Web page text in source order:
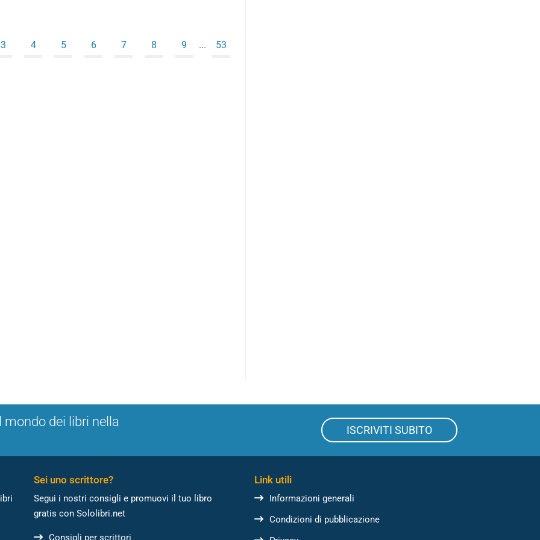
3 4 5 6 7 8 9 ... 53
mondo dei libri nella
ISCRIVITI SUBITO
Sei uno scrittore?
Segui i nostri consigli e promuovi il tuo libro
gratis con Sololibri.net
Consigli per scrittori
Link utili
Informazioni generali
Condizioni di pubblicazione